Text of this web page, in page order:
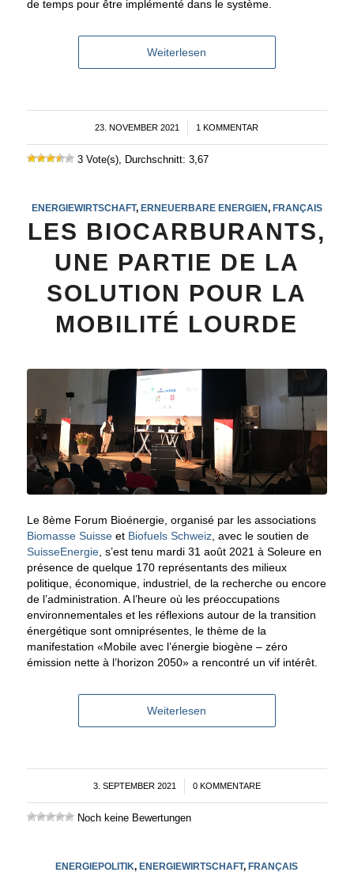
de temps pour être implémenté dans le système.
Weiterlesen
23. NOVEMBER 2021
/ 1 KOMMENTAR
3 Vote(s), Durchschnitt: 3,67
ENERGIEWIRTSCHAFT, ERNEUERBARE ENERGIEN FRANÇAIS
LES BIOCARBURANTS,
UNE PARTIE DE LA
SOLUTION POUR LA
MOBILITÉ LOURDE
Le 8ème Forum Bioénergie, organisé par les associations
Biomasse Suisseet Biofuels Schweiz, avec le soutien de
SuisseEnergie, s’est tenu mardi 31 août 2021 à Soleure en
présence de quelque 170 représentants des milieux
politique, économique, industriel, de la recherche ou encore
de l’administration. A l’heure où les préoccupations
environnementales et les réflexions autour de la transition
énergétique sont omniprésentes, le thème de la
manifestation «Mobile avec l’énergie biogène – zéro
émission nette à l’horizon 2050» a rencontré un vif intérêt.
Weiterlesen
3. SEPTEMBER 2021
/ 0 KOMMENTARE
Noch keine Bewertungen
ENERGIEPOLITIK, ENERGIEWIRTSCHAFT, FRANÇAIS